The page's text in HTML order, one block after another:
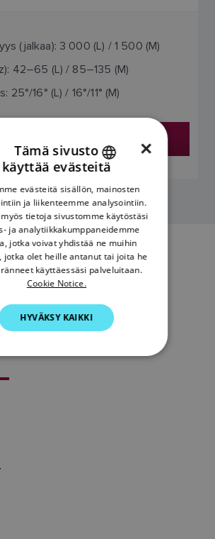
(jalkaa): 3 000 (L) / 1 500 (M)
42–65 (L) / 85–135 (M)
25°/16° (L) / 16°/11° (M)
ANTURIN
ENGLISH
DANISH
ITALIAN
SWEDISH
DUTCH
×
Tämä sivusto
käyttää evästeitä
evästeitä sisällön, mainosten
ja liikenteemme analysointiin.
myös tietoja sivustomme käytöstäsi
ja analytiikkakumppaneidemme
jotka voivat yhdistää ne muihin
jotka olet heille antanut tai joita he
käyttäessäsi palveluitaan.
Cookie Notice.
HYVÄKSY KAIKKI